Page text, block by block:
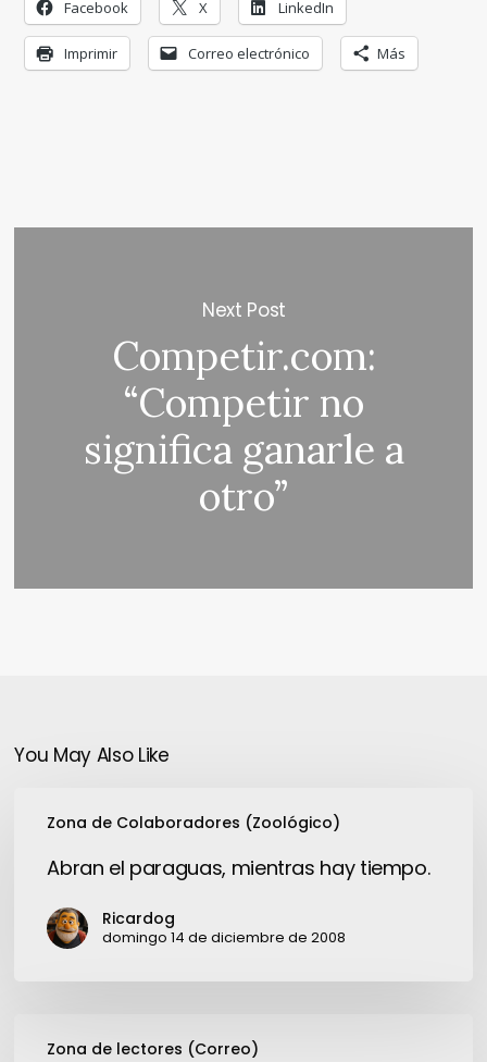
Facebook X LinkedIn
Imprimir Correo electrónico Más
Next Post
Competir.com:
“Competir no
significa ganarle a
otro”
You May Also Like
Zona de Colaboradores (Zoológico)
mientras
tiempo.
Abran el paraguas, mientras hay tiempo.
Ricardog
domingo 14 de diciembre de 2008
Zona de lectores (Correo)
sobre